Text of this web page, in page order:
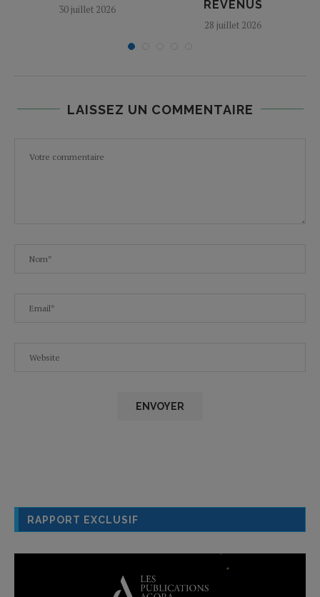
30 juillet 2026 REVENUS
28 juillet 2026
LAISSEZ UN COMMENTAIRE
RAPPORT EXCLUSIF